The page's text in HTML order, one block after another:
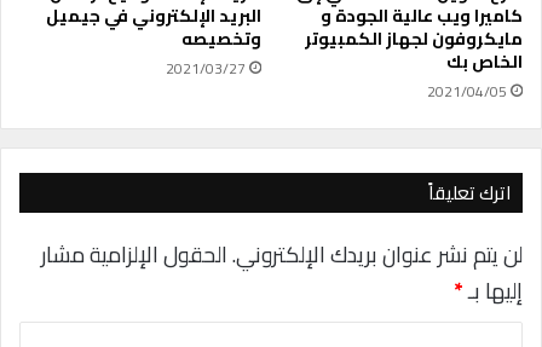
ا
ء
ا
ل
ع
م
ل
ن
ا
ل
م
ن
كاميرا ويب عالية الجودة و
مايكروفون لجهاز الكمبيوتر
الخاص بك
2021/04/05
البريد الإلكتروني في جيميل
وتخصيصه
2021/03/27
اترك تعليقاً
لن يتم نشر عنوان بريدك الإلكتروني.الحقول الإلزامية مشار
إليها بـ*